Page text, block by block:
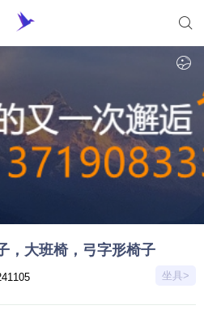
，大班椅，弓字形椅子
坐具>